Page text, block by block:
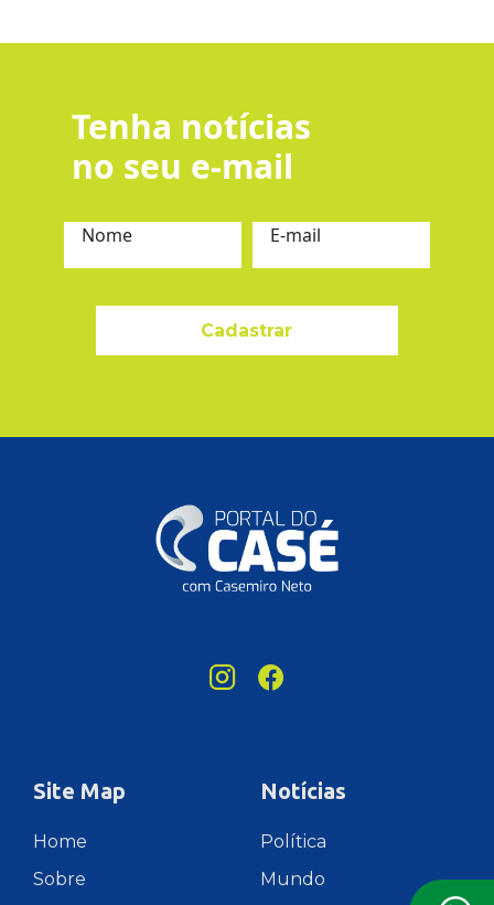
Tenha notícias
no seu e-mail
Nome E-mail
Cadastrar
Site Map
Home
Sobre
Notícias
Política
Mundo